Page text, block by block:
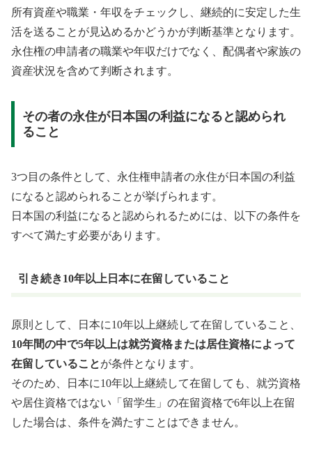
所有資産や職業・年収をチェックし、継続的に安定した生
活を送ることが見込めるかどうかが判断基準となります。
永住権の申請者の職業や年収だけでなく、配偶者や家族の
資産状況を含めて判断されます。
その者の永住が日本国の利益になると認められ
ること
3つ目の条件として、永住権申請者の永住が日本国の利益
になると認められることが挙げられます。
日本国の利益になると認められるためには、以下の条件を
すべて満たす必要があります。
引き続き10年以上日本に在留していること
原則として、日本に10年以上継続して在留していること、
10年間の中で5年以上は就労資格または居住資格によって
在留していることが条件となります。
そのため、日本に10年以上継続して在留しても、就労資格
や居住資格ではない「留学生」の在留資格で6年以上在留
した場合は、条件を満たすことはできません。